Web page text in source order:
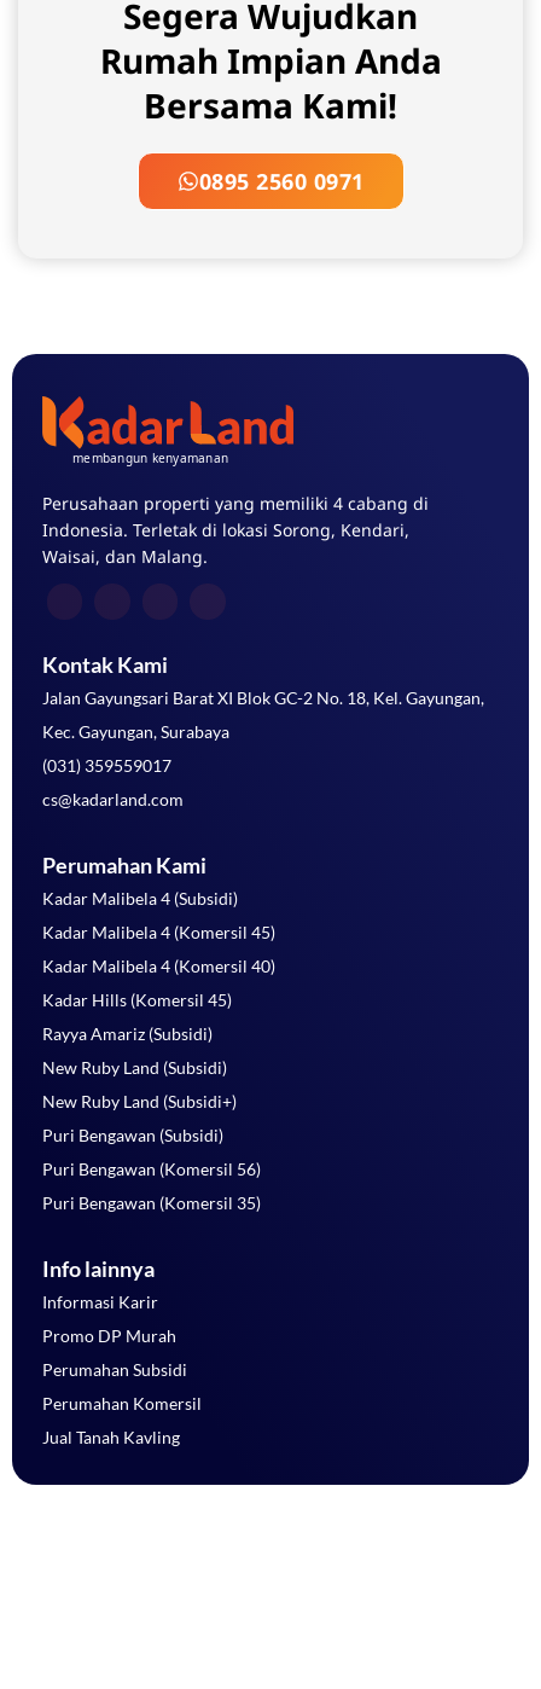
Segera Wujudkan
Rumah Impian Anda
Bersama Kami!
0895 2560 0971
Perusahaan properti yang memiliki 4 cabang di
Indonesia. Terletak di lokasi Sorong, Kendari,
Waisai, dan Malang.
Kontak Kami
Jalan Gayungsari Barat XI Blok GC-2 No. 18, Kel. Gayungan,
Kec. Gayungan, Surabaya
(031) 359559017
cs@kadarland.com
Perumahan Kami
Kadar Malibela 4 (Subsidi)
Kadar Malibela 4 (Komersil 45)
Kadar Malibela 4 (Komersil 40)
Kadar Hills (Komersil 45)
Rayya Amariz (Subsidi)
New Ruby Land (Subsidi)
New Ruby Land (Subsidi+)
Puri Bengawan (Subsidi)
Puri Bengawan (Komersil 56)
Puri Bengawan (Komersil 35)
Info lainnya
Informasi Karir
Promo DP Murah
Perumahan Subsidi
Perumahan Komersil
Jual Tanah Kavling